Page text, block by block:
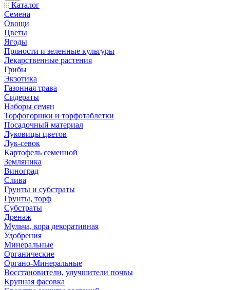
Каталог
Семена
Овощи
Цветы
Ягоды
Пряности и зеленные культуры
Лекарственные растения
Грибы
Экзотика
Газонная трава
Сидераты
Наборы семян
Торфогоршки и торфотаблетки
Посадочный материал
Луковицы цветов
Лук-севок
Картофель семенной
Земляника
Виноград
Слива
Грунты и субстраты
Грунты, торф
Субстраты
Дренаж
Мульча, кора декоративная
Удобрения
Минеральные
Органические
Органо-Минеральные
Восстановители, улучшители почвы
Крупная фасовка